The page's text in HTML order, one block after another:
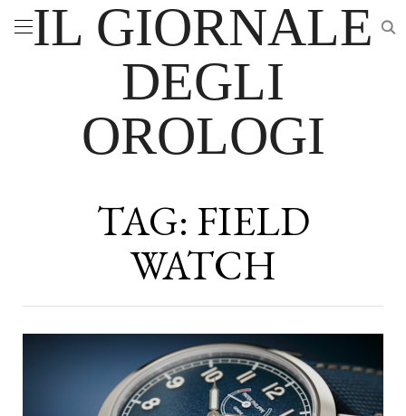
IL GIORNALE
DEGLI
OROLOGI
TAG: FIELD
WATCH